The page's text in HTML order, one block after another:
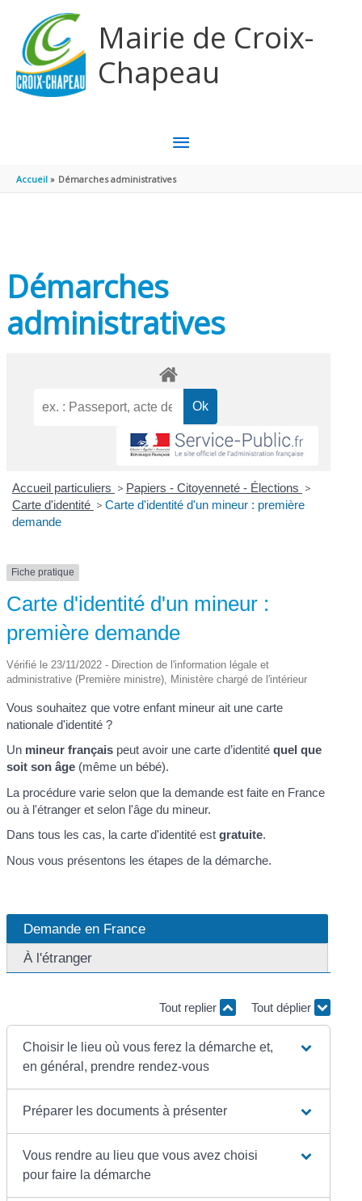
Mairie de Croix-
Chapeau
MENU
PRINCIPAL
Accueil Démarches administratives
Démarches
administratives
Accueil particuliers > Papiers - Citoyenneté - Élections >
Carte d'identité > Carte d'identité d'un mineur : première
demande
Fiche pratique
Carte d'identité d'un mineur :
première demande
Vérifié le 23/11/2022 - Direction de l'information légale et
administrative (Première ministre), Ministère chargé de l'intérieur
Vous souhaitez que votre enfant mineur ait une carte
nationale d'identité ?
Un mineur français peut avoir une carte d’identitéquel que
soit son âge (même un bébé).
La procédure varie selon que la demande est faite en France
ou à l'étranger et selon l'âge du mineur.
Dans tous les cas, la carte d'identité estgratuite.
Nous vous présentons les étapes de la démarche.
Demande en France
À l'étranger
Tout replier Tout déplier
Choisir le lieu où vous ferez la démarche et,
en général, prendre rendez-vous
Préparer les documents à présenter
Vous rendre au lieu que vous avez choisi
pour faire la démarche